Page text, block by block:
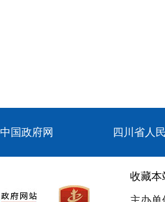
中国政府网 四川省人
收藏本